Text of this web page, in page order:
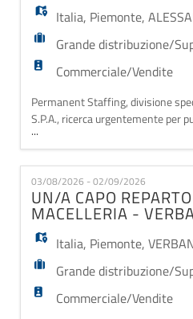
Italia, Piemonte,
Grande distribuzione/
Commerciale/Vendite
Permanent Staffing, divisione
S.P.A., ricerca urgentemente per
Grande Distribuzione Organizzata
UN/A MACELLAIO/IA. Il/La
maturato buona esperienza nella
macellaio/ia. I requisiti minimi
sono: - Conoscenza del prodotto e
...
03/08/2026 - 02/09/2026
UN/A CAPO REPARTO
MACELLERIA -
Italia, Piemonte,
Grande distribuzione/
Commerciale/Vendite